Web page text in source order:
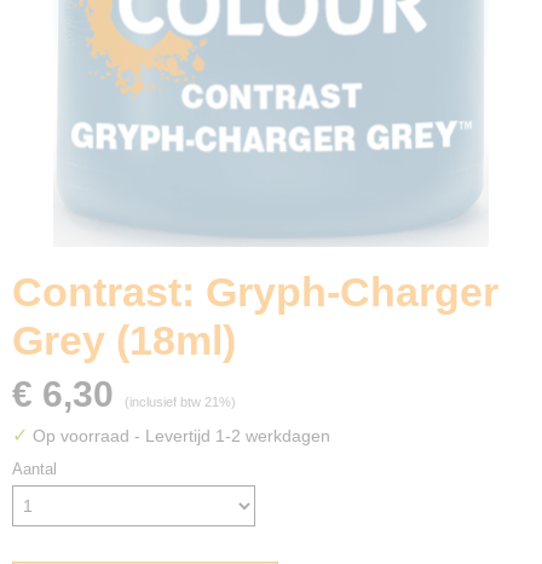
Contrast: Gryph-Charger
Grey (18ml)
€ 6,30 (inclusief btw 21%)
✓ Op voorraad - Levertijd 1-2 werkdagen
Aantal